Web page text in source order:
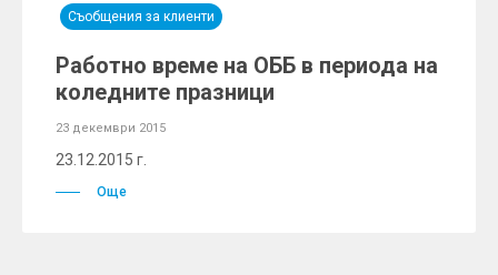
Съобщения за клиенти
Работно време на ОББ в периода на
коледните празници
23 декември 2015
23.12.2015 г.
Още